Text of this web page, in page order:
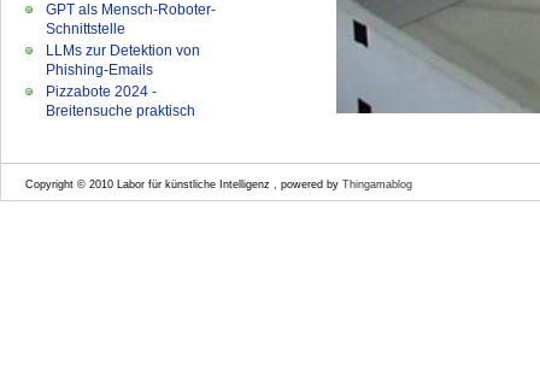
GPT als Mensch-Roboter-
Schnittstelle
LLMs zur Detektion von
Phishing-Emails
Pizzabote 2024 -
Breitensuche praktisch
Copyright © 2010 Labor für künstliche Intelligenz , powered by Thingamablog